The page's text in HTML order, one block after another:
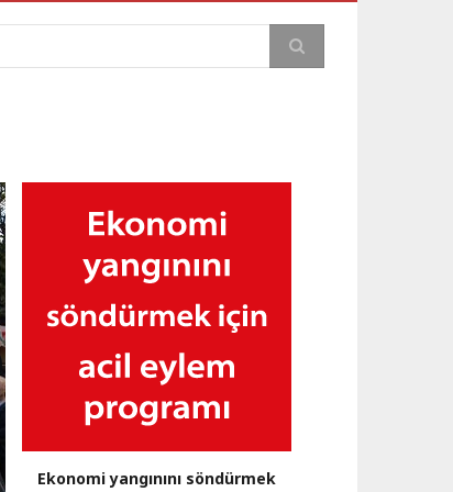
Ekonomi yangınını söndürmek